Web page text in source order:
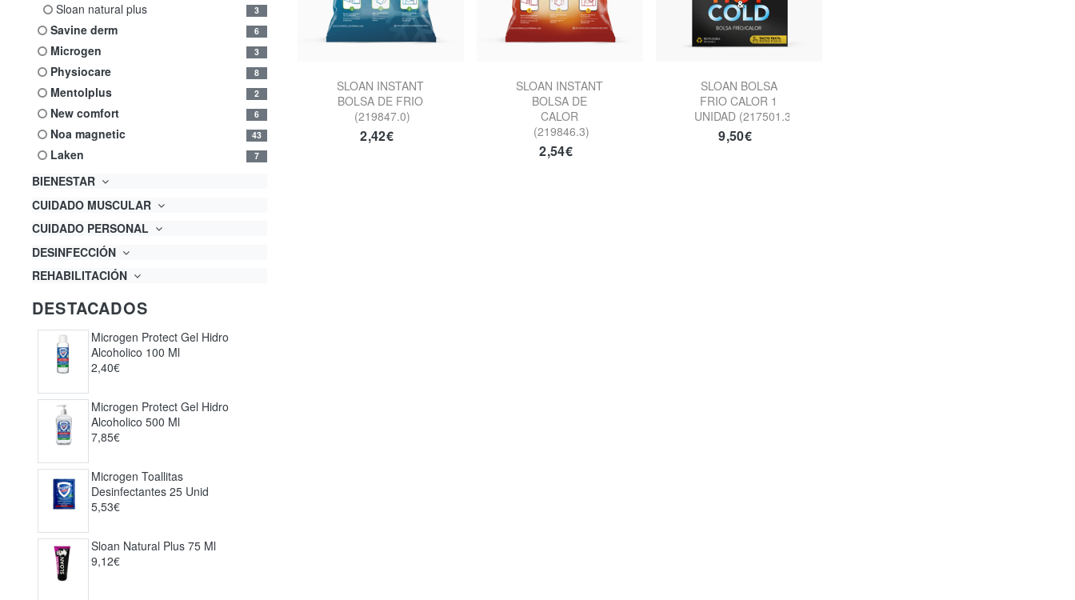
sloan natural plus 3
savine derm 6
microgen 3
physiocare 8
mentolplus 2
new comfort 6
noa magnetic 43
laken 7
BIENESTAR
CUIDADO MUSCULAR
CUIDADO PERSONAL
DESINFECCIÓN
REHABILITACIÓN
DESTACADOS
Microgen Protect Gel Hidro
Alcoholico 100 Ml
2,40€
Microgen Protect Gel Hidro
Alcoholico 500 Ml
7,85€
Microgen Toallitas
Desinfectantes 25 Unid
5,53€
Sloan Natural Plus 75 Ml
9,12€
SLOAN INSTANT
BOLSA DE FRIO
(219847.0)
2,42€
SLOAN INSTANT
BOLSA DE
CALOR
(219846.3)
2,54€
SLOAN BOLSA
FRIO CALOR 1
UNIDAD (217501.3)
9,50€